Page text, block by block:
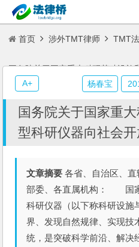
首页 涉外TMT律师 TMT
国务院关于国家重大科研基础设施
国务院关于国家重
型科研仪器向社会
文章摘要 各省、自治区、
部委、各直属机构： 国
科研仪器（以下称科研设施
界、发现自然规律、实现技
统，是突破科学前沿、解决
杨春宝
A+